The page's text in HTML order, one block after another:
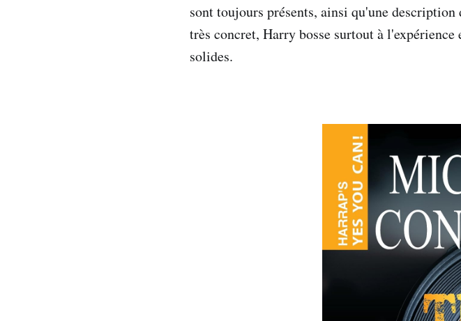
sont toujours présents, ainsi qu'une
très concret, Harry bosse surtout à
solides.